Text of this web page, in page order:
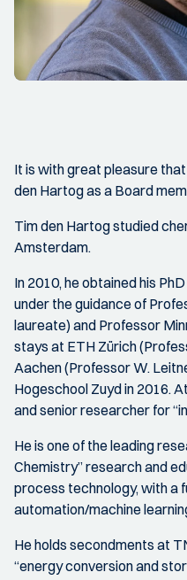
It is with great pleasure
den Hartog as a Board
Tim den Hartog studied
Amsterdam.
In 2010, he obtained his
under the guidance of
laureate) and Professor
stays at ETH Zürich
Aachen (Professor W.
Hogeschool Zuyd in 2016.
and senior researcher for
He is one of the leading
Chemistry” research and
process technology, with a
automation/machine
He holds secondments at
“energy conversion and